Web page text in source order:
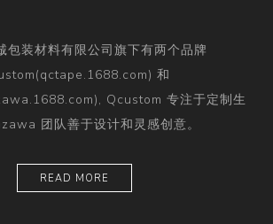
包装材料有限公司旗下有两个品牌
和
Qcustom 专注于定制生
团队善于设计和灵感创意。
READ MORE